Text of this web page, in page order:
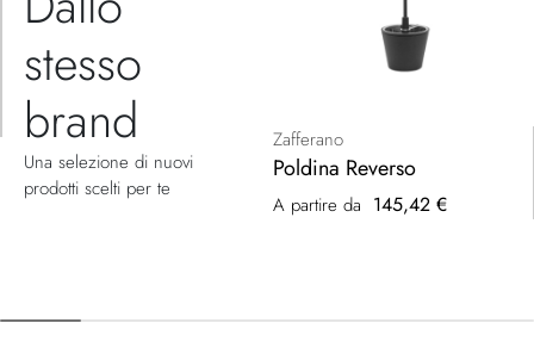
stesso
brand
Una selezione di nuovi
prodotti scelti per te
Zafferano
Poldina Reverso
A partire da 145,42 €